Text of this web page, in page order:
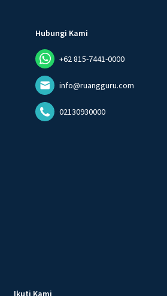
Hubungi Kami
+62 815-7441-0000
info@ruangguru.com
02130930000
Ikuti Kami